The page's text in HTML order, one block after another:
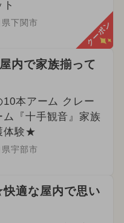
県下関市 クーポン
内で家族揃って
10本アーム クレー
ム『十手観音』家族
体験★
県宇部市
適な屋内で思い